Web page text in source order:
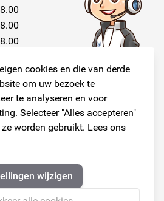
cookies en die van derde
om uw bezoek te
te analyseren en voor
Selecteer "Alles accepteren"
worden gebruikt. Lees ons
wijzigen
Volg ons!